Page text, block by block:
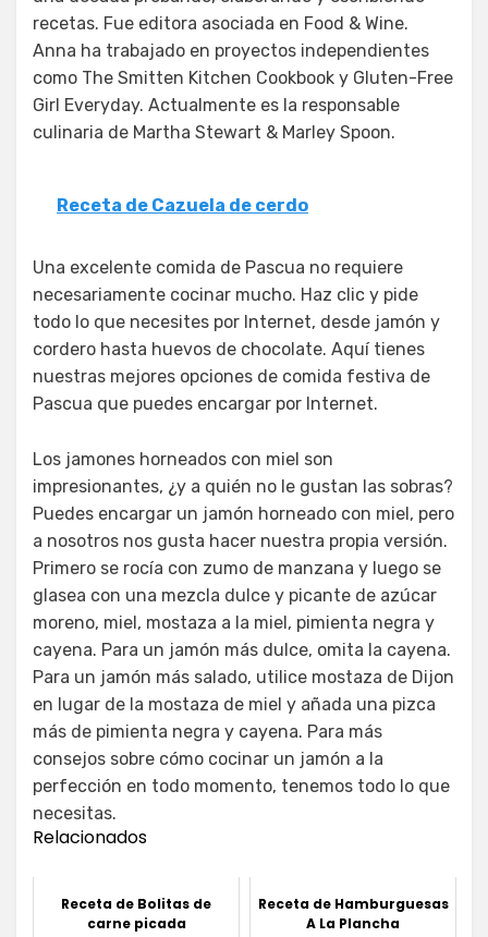
recetas. Fue editora asociada en Food & Wine.
Anna ha trabajado en proyectos independientes
como The Smitten Kitchen Cookbook y Gluten-Free
Girl Everyday. Actualmente es la responsable
culinaria de Martha Stewart & Marley Spoon.
Receta de Cazuela de cerdo
Una excelente comida de Pascua no requiere
necesariamente cocinar mucho. Haz clic y pide
todo lo que necesites por Internet, desde jamón y
cordero hasta huevos de chocolate. Aquí tienes
nuestras mejores opciones de comida festiva de
Pascua que puedes encargar por Internet.
Los jamones horneados con miel son
impresionantes, ¿y a quién no le gustan las sobras?
Puedes encargar un jamón horneado con miel, pero
a nosotros nos gusta hacer nuestra propia versión.
Primero se rocía con zumo de manzana y luego se
glasea con una mezcla dulce y picante de azúcar
moreno, miel, mostaza a la miel, pimienta negra y
cayena. Para un jamón más dulce, omita la cayena.
Para un jamón más salado, utilice mostaza de Dijon
en lugar de la mostaza de miel y añada una pizca
más de pimienta negra y cayena. Para más
consejos sobre cómo cocinar un jamón a la
perfección en todo momento, tenemos todo lo que
necesitas.
Relacionados
Receta de Bolitas de
carne picada
Receta de Hamburguesas
A La Plancha